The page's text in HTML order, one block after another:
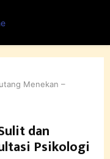
Menekan –
dan
Psikologi